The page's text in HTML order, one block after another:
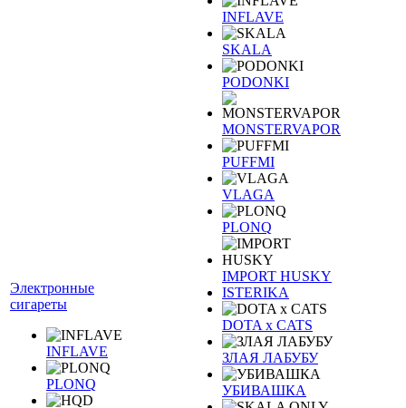
Электронные
сигареты
INFLAVE
PLONQ
INFLAVE
SKALA
PODONKI
MONSTERVAPOR
PUFFMI
VLAGA
PLONQ
IMPORT HUSKY
ISTERIKA
DOTA x CATS
ЗЛАЯ ЛАБУБУ
УБИВАШКА